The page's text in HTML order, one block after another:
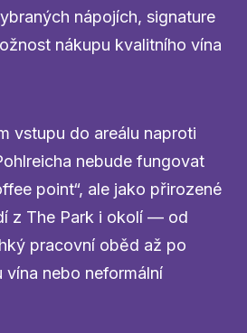
nápojích, signature
nákupu kvalitního vína
vstupu do areálu naproti
nebude fungovat
point“, ale jako přirozené
z The Park i okolí — od
pracovní oběd až po
vína nebo neformální